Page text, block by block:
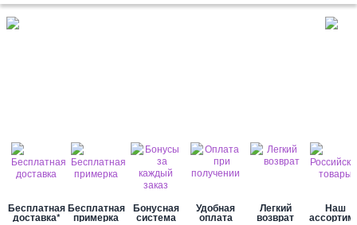
Бесплатная
доставка*
Бесплатная
примерка
Бонусная
система
Удобная
оплата
Легкий
возврат
Наш